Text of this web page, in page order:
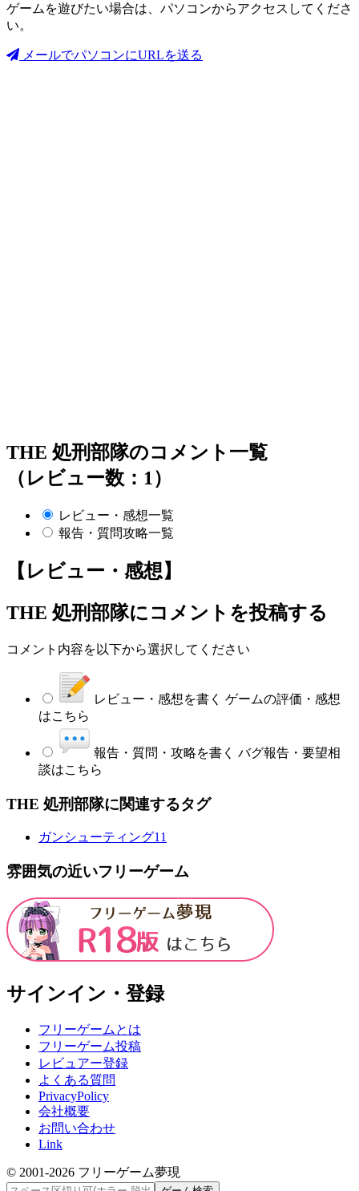
ゲームを遊びたい場合は、パソコンからアクセスしてくださ
い。
メールでパソコンにURLを送る
THE 処刑部隊のコメント一覧
（レビュー数：1）
レビュー・感想一覧
報告・質問攻略一覧
【レビュー・感想】
THE 処刑部隊にコメントを投稿する
コメント内容を以下から選択してください
レビュー・感想を書く ゲームの評価・感想
はこちら
報告・質問・攻略を書く バグ報告・要望相
談はこちら
THE 処刑部隊に関連するタグ
ガンシューティング11
雰囲気の近いフリーゲーム
サインイン・登録
フリーゲームとは
フリーゲーム投稿
レビュアー登録
よくある質問
PrivacyPolicy
会社概要
お問い合わせ
Link
© 2001-2026 フリーゲーム夢現